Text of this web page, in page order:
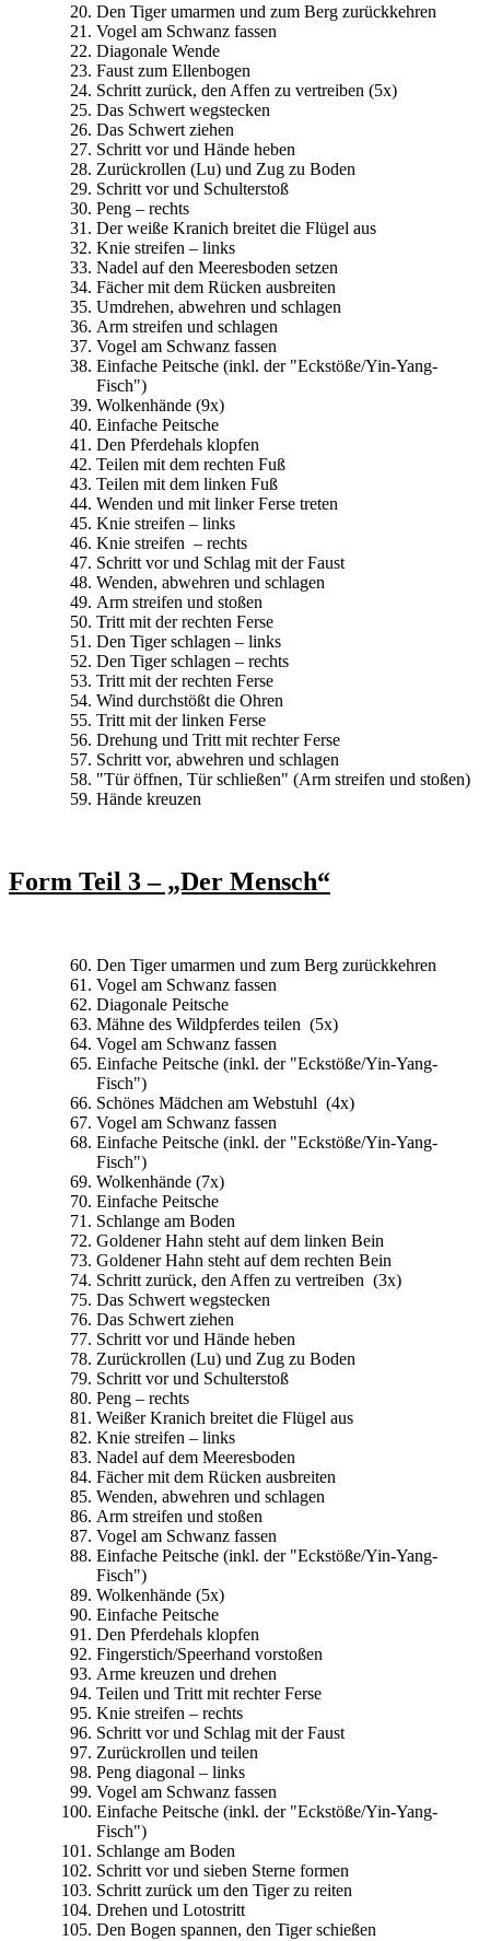
Den Tiger umarmen und zum Berg zurückkehren
Vogel am Schwanz fassen
Diagonale Wende
Faust zum Ellenbogen
Schritt zurück, den Affen zu vertreiben (5x)
Das Schwert wegstecken
Das Schwert ziehen
Schritt vor und Hände heben
Zurückrollen (Lu) und Zug zu Boden
Schritt vor und Schulterstoß
Peng – rechts
Der weiße Kranich breitet die Flügel aus
Knie streifen – links
Nadel auf den Meeresboden setzen
Fächer mit dem Rücken ausbreiten
Umdrehen, abwehren und schlagen
Arm streifen und schlagen
Vogel am Schwanz fassen
Einfache Peitsche (inkl. der "Eckstöße/Yin-Yang-
Fisch")
Wolkenhände (9x)
Einfache Peitsche
Den Pferdehals klopfen
Teilen mit dem rechten Fuß
Teilen mit dem linken Fuß
Wenden und mit linker Ferse treten
Knie streifen – links
Knie streifen – rechts
Schritt vor und Schlag mit der Faust
Wenden, abwehren und schlagen
Arm streifen und stoßen
Tritt mit der rechten Ferse
Den Tiger schlagen – links
Den Tiger schlagen – rechts
Tritt mit der rechten Ferse
Wind durchstößt die Ohren
Tritt mit der linken Ferse
Drehung und Tritt mit rechter Ferse
Schritt vor, abwehren und schlagen
"Tür öffnen, Tür schließen" (Arm streifen und stoßen)
Hände kreuzen
Form Teil 3 – „Der Mensch“
Den Tiger umarmen und zum Berg zurückkehren
Vogel am Schwanz fassen
Diagonale Peitsche
Mähne des Wildpferdes teilen (5x)
Vogel am Schwanz fassen
Einfache Peitsche (inkl. der "Eckstöße/Yin-Yang-
Fisch")
Schönes Mädchen am Webstuhl (4x)
Vogel am Schwanz fassen
Einfache Peitsche (inkl. der "Eckstöße/Yin-Yang-
Fisch")
Wolkenhände (7x)
Einfache Peitsche
Schlange am Boden
Goldener Hahn steht auf dem linken Bein
Goldener Hahn steht auf dem rechten Bein
Schritt zurück, den Affen zu vertreiben (3x)
Das Schwert wegstecken
Das Schwert ziehen
Schritt vor und Hände heben
Zurückrollen (Lu) und Zug zu Boden
Schritt vor und Schulterstoß
Peng – rechts
Weißer Kranich breitet die Flügel aus
Knie streifen – links
Nadel auf dem Meeresboden
Fächer mit dem Rücken ausbreiten
Wenden, abwehren und schlagen
Arm streifen und stoßen
Vogel am Schwanz fassen
Einfache Peitsche (inkl. der "Eckstöße/Yin-Yang-
Fisch")
Wolkenhände (5x)
Einfache Peitsche
Den Pferdehals klopfen
Fingerstich/Speerhand vorstoßen
Arme kreuzen und drehen
Teilen und Tritt mit rechter Ferse
Knie streifen – rechts
Schritt vor und Schlag mit der Faust
Zurückrollen und teilen
Peng diagonal – links
Vogel am Schwanz fassen
Einfache Peitsche (inkl. der "Eckstöße/Yin-Yang-
Fisch")
Schlange am Boden
Schritt vor und sieben Sterne formen
Schritt zurück um den Tiger zu reiten
Drehen und Lotostritt
Den Bogen spannen, den Tiger schießen